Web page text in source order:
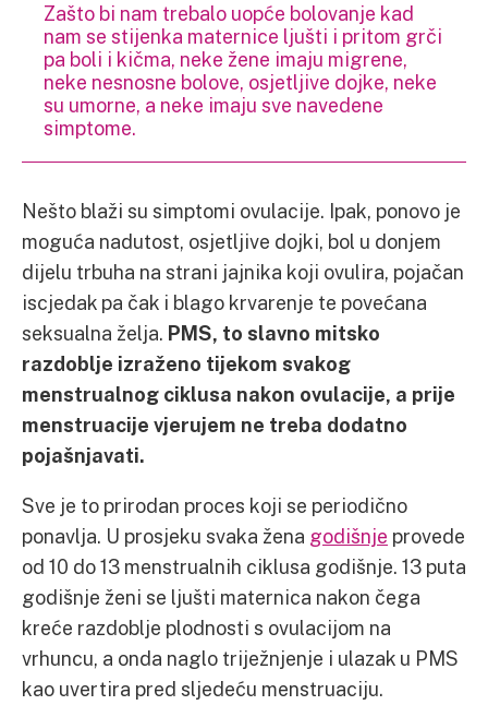
Zašto bi nam trebalo uopće bolovanje kad
nam se stijenka maternice ljušti i pritom grči
pa boli i kičma, neke žene imaju migrene,
neke nesnosne bolove, osjetljive dojke, neke
su umorne, a neke imaju sve navedene
simptome.
Nešto blaži su simptomi ovulacije. Ipak, ponovo je
moguća nadutost, osjetljive dojki, bol u donjem
dijelu trbuha na strani jajnika koji ovulira, pojačan
iscjedak pa čak i blago krvarenje te povećana
seksualna želja. PMS, to slavno mitsko
razdoblje izraženo tijekom svakog
menstrualnog ciklusa nakon ovulacije, a prije
menstruacije vjerujem ne treba dodatno
pojašnjavati.
Sve je to prirodan proces koji se periodično
ponavlja. U prosjeku svaka žena godišnje provede
od 10 do 13 menstrualnih ciklusa godišnje. 13 puta
godišnje ženi se ljušti maternica nakon čega
kreće razdoblje plodnosti s ovulacijom na
vrhuncu, a onda naglo triježnjenje i ulazak u PMS
kao uvertira pred sljedeću menstruaciju.